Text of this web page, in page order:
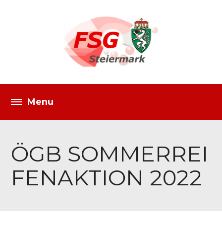
ÖGB SOMMERREI
FENAKTION 2022